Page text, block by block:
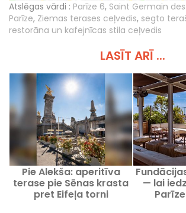
Atslēgas vārdi : Parīze 6, Saint Germain
Parīze, Ziemas terases ceļvedis, segto
restorāna un kafejnīcas stila ceļvedis
LASĪT ARĪ ...
Pie Alekša: aperitīva
terase pie Sēnas krasta
pret Eifeļa torni
— lai